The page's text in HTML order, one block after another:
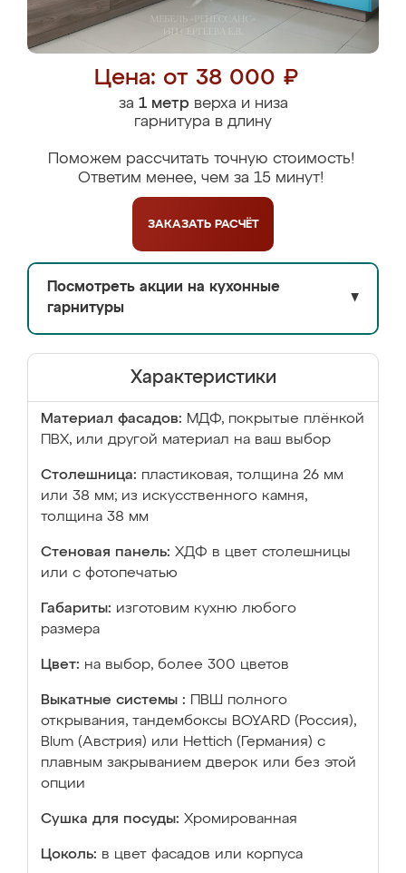
Цена: от 38 000 ₽
за 1 метрверха и низа
гарнитура в длину
Поможем рассчитать точную стоимость!
Ответим менее, чем за 15 минут!
ЗАКАЗАТЬ РАСЧЁТ
Посмотреть акции на кухонные
гарнитуры
▼
Характеристики
Материал фасадов: МДФ, покрытые плёнкой
ПВХ, или другой материал на ваш выбор
Столешница: пластиковая, толщина 26 мм
или 38 мм; из искусственного камня,
толщина 38 мм
Стеновая панель: ХДФ в цвет столешницы
или с фотопечатью
Габариты: изготовим кухню любого
размера
Цвет: на выбор, более 300 цветов
Выкатные системы :
ПВШ полного
открывания, тандембоксы BOYARD (Россия),
Blum (Австрия) или Hettich (Германия) с
плавным закрыванием дверок или без этой
опции
Сушка для посуды: Хромированная
Цоколь: в цвет фасадов или корпуса